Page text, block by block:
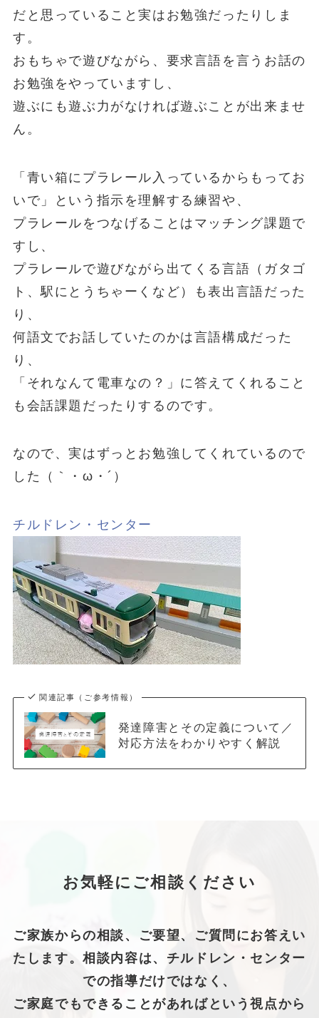
だと思っていること実はお勉強だったりしま
す。
おもちゃで遊びながら、要求言語を言うお話の
お勉強をやっていますし、
遊ぶにも遊ぶ力がなければ遊ぶことが出来ませ
ん。
「青い箱にプラレール入っているからもってお
いで」という指示を理解する練習や、
プラレールをつなげることはマッチング課題で
すし、
プラレールで遊びながら出てくる言語（ガタゴ
ト、駅にとうちゃーくなど）も表出言語だった
り、
何語文でお話していたのかは言語構成だった
り、
「それなんて電車なの？」に答えてくれること
も会話課題だったりするのです。
なので、実はずっとお勉強してくれているので
した（｀・ω・´）
チルドレン・センター
関連記事（ご参考情報）
発達障害とその定義について／
対応方法をわかりやすく解説
お気軽にご相談ください
ご家族からの相談、ご要望、ご質問にお答えい
たします。相談内容は、チルドレン・センター
での指導だけではなく、
ご家庭でもできることがあればという視点から